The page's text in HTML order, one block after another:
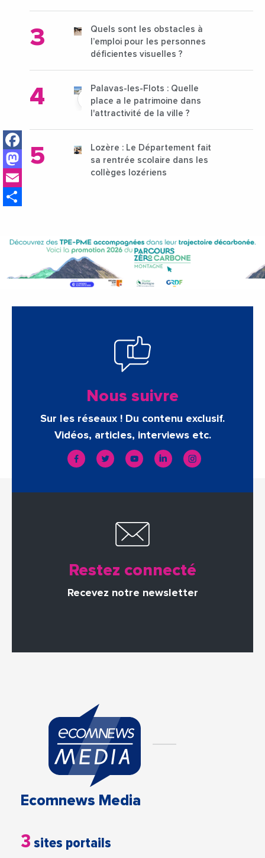
Facebook
Mastodon
Quels sont les obstacles à
l’emploi pour les personnes
déficientes visuelles ?
Palavas-les-Flots : Quelle
place a le patrimoine dans
l'attractivité de la ville ?
Lozère : Le Département fait
sa rentrée scolaire dans les
collèges lozériens
Nous suivre
Sur les réseaux ! Du contenu exclusif.
Vidéos, articles, interviews etc.
Restez connecté
Recevez notre newsletter
Ecomnews Media
3 sites portails